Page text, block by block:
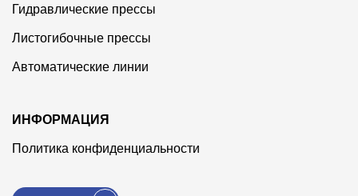
Гидравлические прессы
Листогибочные прессы
Автоматические линии
ИНФОРМАЦИЯ
Политика конфиденциальности